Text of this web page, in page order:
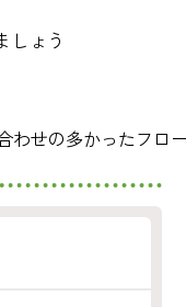
しょう
わせの多かったフロ